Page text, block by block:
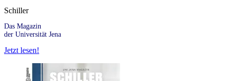
Schiller
Das Magazin
der Universität Jena
Jetzt lesen!